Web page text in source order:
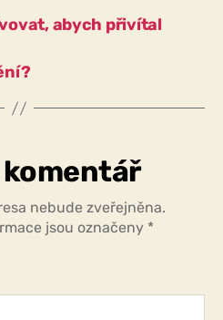
abych přivítal
nebude zveřejněna.
jsou označeny *